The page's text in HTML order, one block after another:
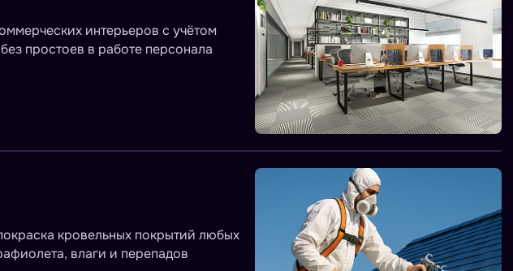
интерьеров с учётом
простоев в работе персонала
кровельных покрытий любых
влаги и перепадов